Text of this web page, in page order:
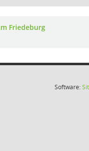
Friedeburg
Software: